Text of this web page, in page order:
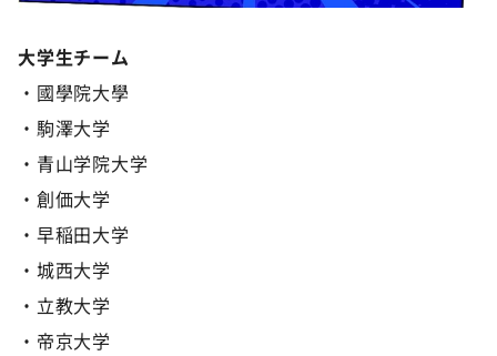
大学生チーム
・國學院大學
・駒澤大学
・青山学院大学
・創価大学
・早稲田大学
・城西大学
・立教大学
・帝京大学